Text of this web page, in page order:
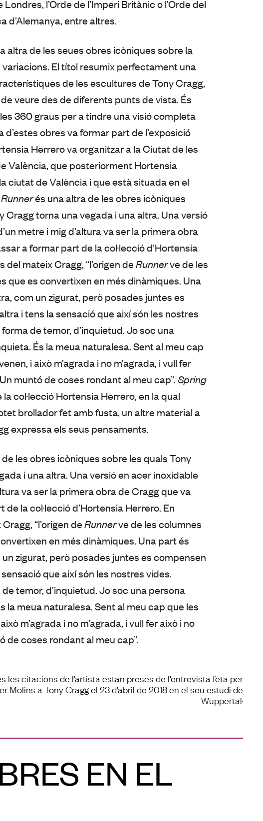
l’Orde de l’Imperi Britànic o l’Orde del
d’Alemanya, entre altres.
altra de les seues obres icòniques sobre la
El títol resumix perfectament una
de les escultures de Tony Cragg,
veure des de diferents punts de vista. És
360 graus per a tindre una visió completa
d’estes obres va formar part de l’exposició
Herrero va organitzar a la Ciutat de les
València, que posteriorment Hortensia
ciutat de València i que està situada en el
Runnerés una altra de les obres icòniques
Cragg torna una vegada i una altra. Una versió
metre i mig d’altura va ser la primera obra
a formar part de la col·lecció d’Hortensia
del mateix Cragg, “l’origen deRunnerve de les
que es convertixen en més dinàmiques. Una
com un zigurat, però posades juntes es
i tens la sensació que així són les nostres
de temor, d’inquietud. Jo soc una
És la meua naturalesa. Sent al meu cap
i això m’agrada i no m’agrada, i vull fer
muntó de coses rondant al meu cap”. Spring
col·lecció Hortensia Herrero, en la qual
brollador fet amb fusta, un altre material a
expressa els seus pensaments.
les obres icòniques sobre les quals Tony
i una altra. Una versió en acer inoxidable
va ser la primera obra de Cragg que va
la col·lecció d’Hortensia Herrero. En
“l’origen deRunnerve de les columnes
en més dinàmiques. Una part és
un zigurat, però posades juntes es compensen
sensació que així són les nostres vides.
temor, d’inquietud. Jo soc una persona
la meua naturalesa. Sent al meu cap que les
m’agrada i no m’agrada, i vull fer això i no
de coses rondant al meu cap”.
les citacions de l’artista estan preses de l’entrevista feta per
Molins a Tony Cragg el 23 d’abril de 2018 en el seu estudi de
Wuppertal.
EN EL